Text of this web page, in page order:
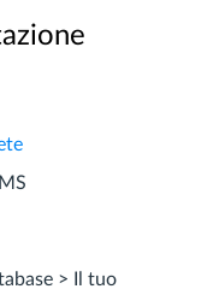
> Il tuo